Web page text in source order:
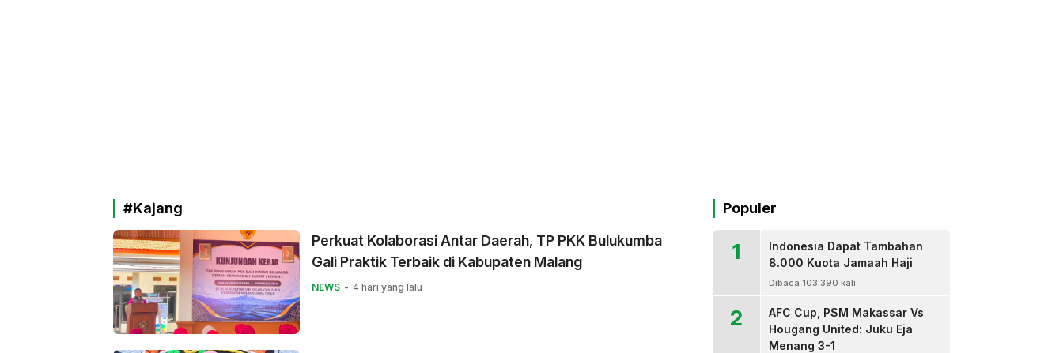
#Kajang
Perkuat Kolaborasi Antar Daerah, TP PKK Bulukumba
Gali Praktik Terbaik di Kabupaten Malang
NEWS 4 hari yang lalu
Populer
1
Indonesia Dapat Tambahan
8.000 Kuota Jamaah Haji
Dibaca 103.390 kali
2
AFC Cup, PSM Makassar Vs
Hougang United: Juku Eja
Menang 3-1